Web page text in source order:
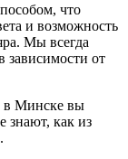
что
и возможность
Мы всегда
зависимости от
в Минске вы
знают, как из